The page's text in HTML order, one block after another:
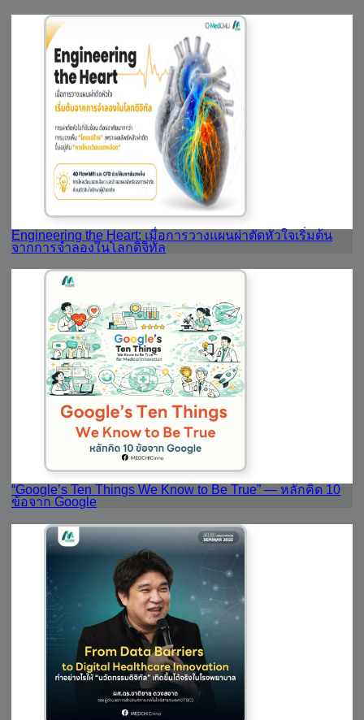
Engineering the Heart: เมื่อการวางแผนผ่าตัดหัวใจเริ่มต้น
จากการจำลองในโลกดิจิทัล
“Google’s Ten Things We Know to Be True” — หลักคิด 10
ข้อจาก Google